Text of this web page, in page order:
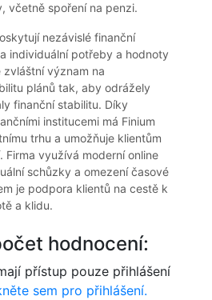
včetně spoření na penzi.
nezávislé finanční
individuální potřeby a hodnoty
význam na
plánů tak, aby odrážely
finanční stabilitu. Díky
institucemi má Finium
trhu a umožňuje klientům
Firma využívá moderní online
schůzky a omezení časové
je podpora klientů na cestě k
a klidu.
hodnocení:
přístup pouze přihlášení
sem pro přihlášení.